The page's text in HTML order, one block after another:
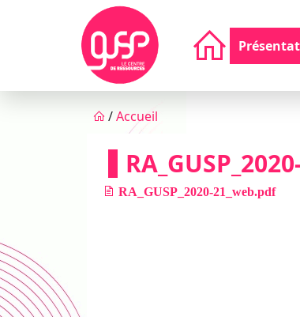
Aller au contenu principal
Navigation
Fil d'Ariane
/Accueil
RA_GUSP_2020-21_web.pdf